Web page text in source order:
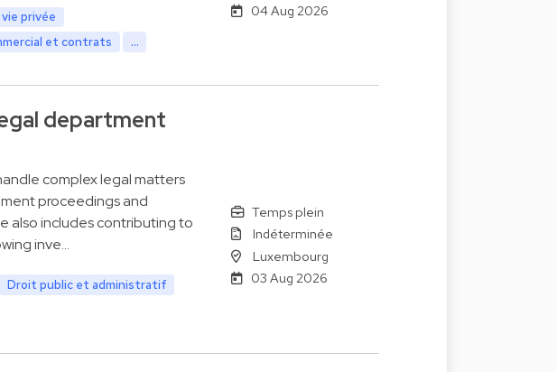
privée
et contrats ...
04 Aug 2026
department
complex legal matters
proceedings and
also includes contributing to
inve…
Droit public et administratif
Temps plein
Indéterminée
Luxembourg
03 Aug 2026